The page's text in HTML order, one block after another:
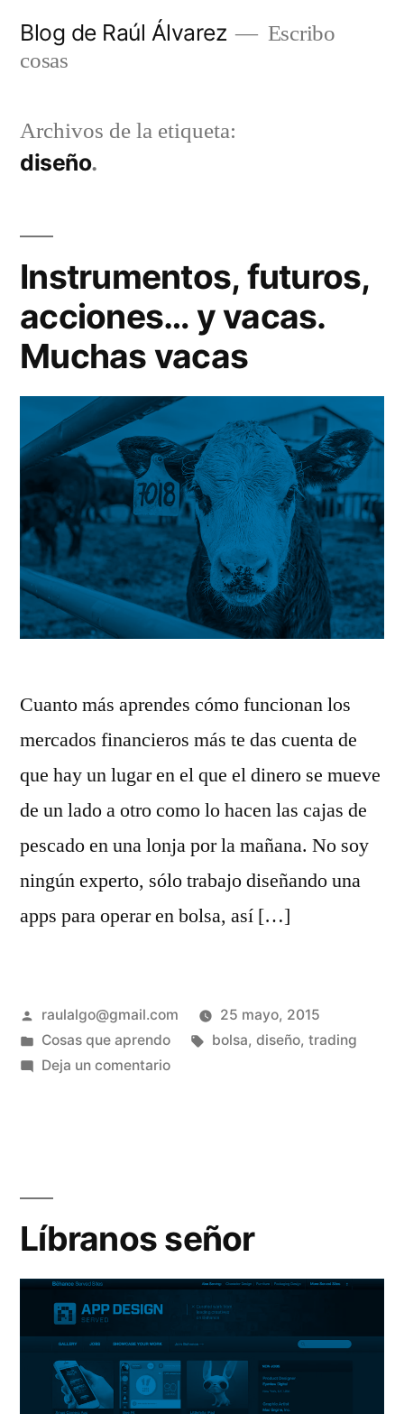
Blog de Raúl Álvarez
Escribo
cosas
Archivos de la etiqueta:
diseño
Instrumentos, futuros,
acciones… y vacas.
Muchas vacas
Cuanto más aprendes cómo funcionan los
mercados financieros más te das cuenta de
que hay un lugar en el que el dinero se mueve
de un lado a otro como lo hacen las cajas de
pescado en una lonja por la mañana. No soy
ningún experto, sólo trabajo diseñando una
apps para operar en bolsa, así […]
Publicado
por
raulalgo@gmail.com
25 mayo, 2015
Publicado
en
Cosas que aprendo Etiquetas:
bolsa, diseño, trading
Deja un comentarioen
vacas
Líbranos señor